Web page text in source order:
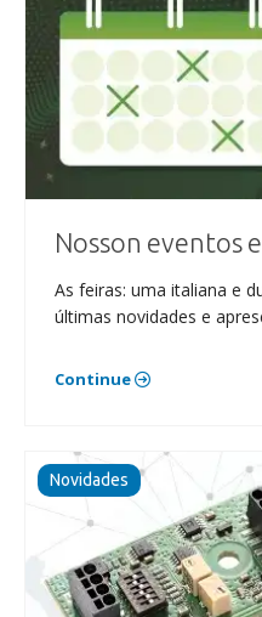
Nosson eventos
As feiras: uma italiana e
últimas novidades e
Continue
Novidades